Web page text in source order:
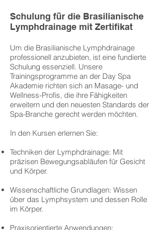
Schulung für die Brasilianische
Lymphdrainage mit Zertifikat
Um die Brasilianische Lymphdrainage
professionell anzubieten, ist eine fundierte
Schulung essenziell. Unsere
Trainingsprogramme an der Day Spa
Akademie richten sich an Masage- und
Wellness-Profis, die ihre Fähigkeiten
erweitern und den neuesten Standards der
Spa-Branche gerecht werden möchten.
In den Kursen erlernen Sie:
Techniken der Lymphdrainage: Mit
präzisen Bewegungsabläufen für Gesicht
und Körper.
Wissenschaftliche Grundlagen: Wissen
über das Lymphsystem und dessen Rolle
im Körper.
Praxisorientierte Anwendungen: